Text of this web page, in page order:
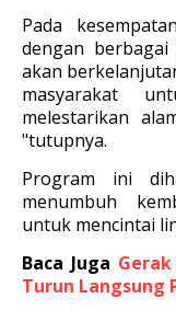
Pada
dengan
akan
masyarakat
melestarikan
"tutupnya.
Program ini
menumbuh
untuk mencintai
Baca Juga
Turun Langsung